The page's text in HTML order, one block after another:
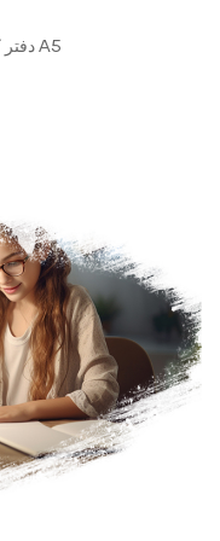
دفتر كابل مغناطيسي للأدبيين A5